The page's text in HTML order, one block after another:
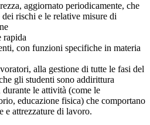
aggiornato periodicamente, che
rischi e le relative misure di
rapida
con funzioni specifiche in materia
alla gestione di tutte le fasi del
gli studenti sono addirittura
le attività (come le
educazione fisica) che comportano
e attrezzature di lavoro.